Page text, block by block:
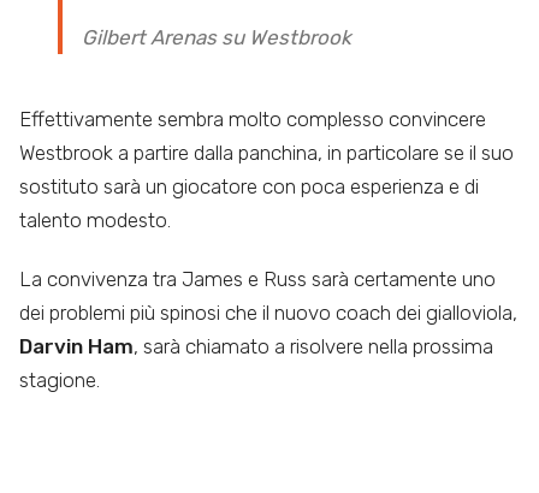
Gilbert Arenas su Westbrook
Effettivamente sembra molto complesso convincere
Westbrook a partire dalla panchina, in particolare se il suo
sostituto sarà un giocatore con poca esperienza e di
talento modesto.
La convivenza tra James e Russ sarà certamente uno
dei problemi più spinosi che il nuovo coach dei gialloviola,
Darvin Ham, sarà chiamato a risolvere nella prossima
stagione.